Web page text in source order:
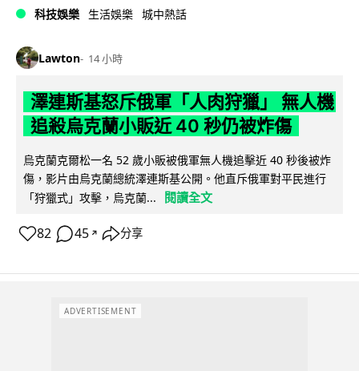
科技娛樂 生活娛樂 城中熱話
Lawton 14 小時
澤連斯基怒斥俄軍「人肉狩獵」 無人機
追殺烏克蘭小販近 40 秒仍被炸傷
烏克蘭克爾松一名 52 歲小販被俄軍無人機追擊近 40 秒後被炸
傷，影片由烏克蘭總統澤連斯基公開。他直斥俄軍對平民進行
「狩獵式」攻擊，烏克蘭...
閱讀全文
82 45 ↗ 分享
ADVERTISEMENT